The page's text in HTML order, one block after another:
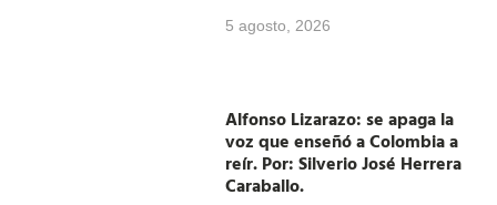
5 agosto, 2026
Alfonso Lizarazo: se apaga la
voz que enseñó a Colombia a
reír. Por: Silverio José Herrera
Caraballo.